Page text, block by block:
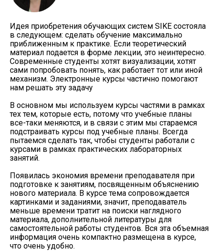
Идея приобретения обучающих систем SIKE состояла
в следующем: сделать обучение максимально
приближенным к практике. Если теоретический
материал подается в форме лекции, это неинтересно.
Современные студенты хотят визуализации, хотят
сами попробовать понять, как работает тот или иной
механизм. Электронные курсы частично помогают
нам решать эту задачу
В основном мы используем курсы частями в рамках
тех тем, которые есть, потому что учебные планы
все-таки меняются, и в связи с этим мы стараемся
подстраивать курсы под учебные планы. Всегда
пытаемся сделать так, чтобы студенты работали с
курсами в рамках практических лабораторных
занятий.
Появилась экономия времени преподавателя при
подготовке к занятиям, посвященным объяснению
нового материала. В курсе тема сопровождается
картинками и заданиями, значит, преподаватель
меньше времени тратит на поиски наглядного
материала, дополнительной литературы для
самостоятельной работы студентов. Вся эта объемная
информация очень компактно размещена в курсе,
что очень удобно.